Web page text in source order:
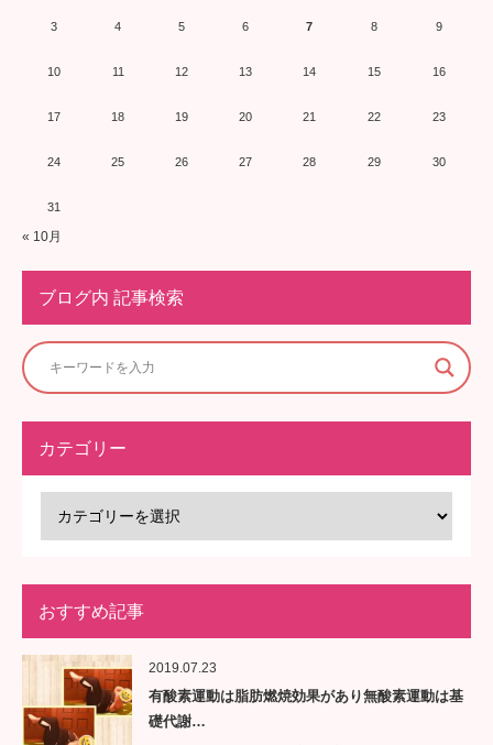
3 4 5 6 7 8 9
10 11 12 13 14 15 16
17 18 19 20 21 22 23
24 25 26 27 28 29 30
31
« 10月
ブログ内 記事検索
カテゴリー
おすすめ記事
2019.07.23
有酸素運動は脂肪燃焼効果があり無酸素運動は基
礎代謝…